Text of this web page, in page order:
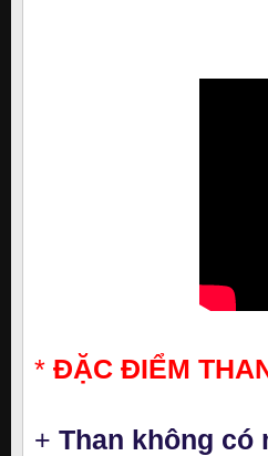
* ĐẶC ĐIỂM
+ Than không có